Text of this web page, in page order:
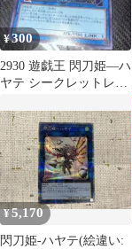
¥300
2930 遊戯王 閃刀姫―ハ
ヤテ シークレットレア
¥5,170
閃刀姫-ハヤテ(絵違い: